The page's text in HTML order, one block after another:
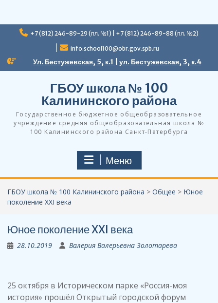
Перейти
+7 (812) 246-89-29 (пл. №1) | +7 (812) 246-89-88 (пл. №2)
info.school100@obr.gov.spb.ru
Ул. Бестужевская, 5, к.1 | ул. Бестужевская, 3, к.4
ГБОУ школа № 100
Калининского района
Государственное бюджетное общеобразовательное
учреждение средняя общеобразовательная школа №
100 Калининского района Санкт-Петербурга
Меню
ГБОУ школа № 100 Калининского района > Общее > Юное
поколение XXI века
Юное поколение XXI века
28.10.2019 Валерия Валерьевна Золотарева
25 октября в Историческом парке «Россия-моя
история» прошёл Открытый городской форум